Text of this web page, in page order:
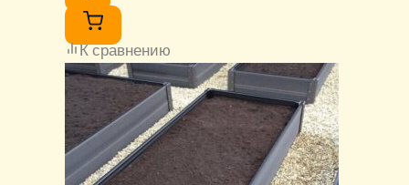
К сравнению